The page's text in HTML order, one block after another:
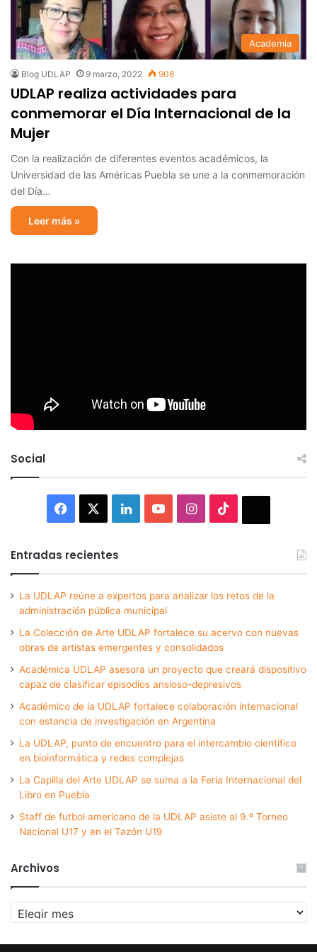
Academia
Blog UDLAP 9 marzo, 2022 908
UDLAP realiza actividades para
conmemorar el Día Internacional de la
Mujer
Con la realización de diferentes eventos académicos, la
Universidad de las Américas Puebla se une a la conmemoración
del Día…
Leer más »
Social
Facebook LinkedInYouTubeInstagram
Entradas recientes
La UDLAP reúne a expertos para analizar los retos de la
administración pública municipal
La Colección de Arte UDLAP fortalece su acervo con nuevas
obras de artistas emergentes y consolidados
Académica UDLAP asesora un proyecto que creará dispositivo
capaz de clasificar episodios ansioso-depresivos
Académico de la UDLAP fortalece colaboración internacional
con estancia de investigación en Argentina
La UDLAP, punto de encuentro para el intercambio científico
en bioinformática y redes complejas
La Capilla del Arte UDLAP se suma a la Feria Internacional del
Libro en Puebla
Staff de futbol americano de la UDLAP asiste al 9.º Torneo
Nacional U17 y en el Tazón U19
Archivos
Archivos